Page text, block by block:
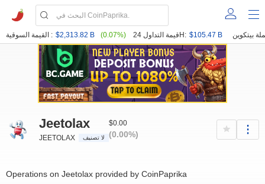
القيمة السوقية : $2,313.82 B (0.07%) قيمة التداول 24H: $105.47 B
Jeetolax
JEETOLAX لا تصنيف
$0.00
(0.00%)
Operations on Jeetolax provided by CoinPaprika